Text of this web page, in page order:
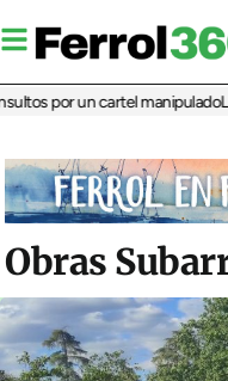
un cartel manipuladoLa
Obras